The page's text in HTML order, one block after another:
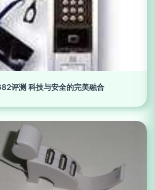
评测 科技与安全的完美融合